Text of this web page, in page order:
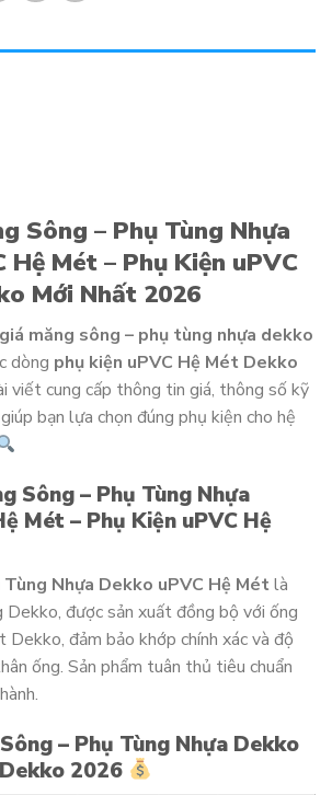
Sông – Phụ Tùng Nhựa
Hệ Mét – Phụ Kiện uPVC
Mới Nhất 2026
măng sông – phụ tùng nhựa dekko
dòng phụ kiện uPVC Hệ Mét Dekko
viết cung cấp thông tin giá, thông số kỹ
bạn lựa chọn đúng phụ kiện cho hệ
Sông – Phụ Tùng Nhựa
Mét – Phụ Kiện uPVC Hệ
Tùng Nhựa Dekko uPVC Hệ Métlà
Dekko, được sản xuất đồng bộ với ống
đảm bảo khớp chính xác và độ
ống. Sản phẩm tuân thủ tiêu chuẩn
– Phụ Tùng Nhựa Dekko
2026